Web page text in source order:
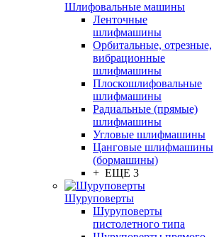
Шлифовальные машины
Ленточные
шлифмашины
Орбитальные, отрезные,
вибрационные
шлифмашины
Плоскошлифовальные
шлифмашины
Радиальные (прямые)
шлифмашины
Угловые шлифмашины
Цанговые шлифмашины
(бормашины)
+ ЕЩЕ 3
Шуруповерты
Шуруповерты
пистолетного типа